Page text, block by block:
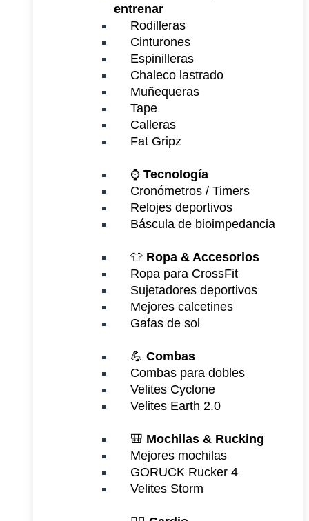
entrenar
Rodilleras
Cinturones
Espinilleras
Chaleco lastrado
Muñequeras
Tape
Calleras
Fat Gripz
⌚ Tecnología
Cronómetros / Timers
Relojes deportivos
Báscula de bioimpedancia
👕 Ropa & Accesorios
Ropa para CrossFit
Sujetadores deportivos
Mejores calcetines
Gafas de sol
💪 Combas
Combas para dobles
Velites Cyclone
Velites Earth 2.0
🎒 Mochilas & Rucking
Mejores mochilas
GORUCK Rucker 4
Velites Storm